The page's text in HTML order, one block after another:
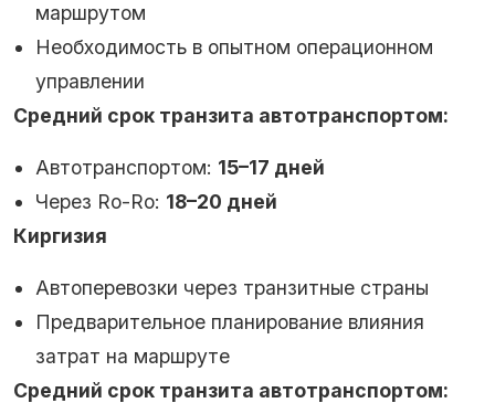
маршрутом
Необходимость в опытном операционном
управлении
Средний срок транзита автотранспортом:
Автотранспортом: 15–17 дней
Через Ro-Ro: 18–20 дней
Киргизия
Автоперевозки через транзитные страны
Предварительное планирование влияния
затрат на маршруте
Средний срок транзита автотранспортом: